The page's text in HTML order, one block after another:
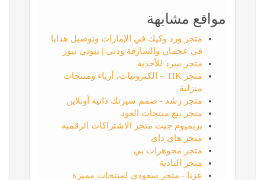
مواقع مشابهة
متجر ورد وكيك في الإمارات وتوصيل هدايا
في عجمان والشارقة ودبي | بيوني بيور
متجر سرد للأحذية
متجر TIK – الكترونيات، أزياء ومنتجات
منزلية
متجر رشد - صمم سيرتك ذاتية أونلاين
متجر بيع منتجات العود
بريميوم جيت متجر الاشتراكات الرقمية
متجر هاي داي
متجر مجوهرات بي
متجر البادية
عزنا - متجر سعودي لمنتجات مميزة